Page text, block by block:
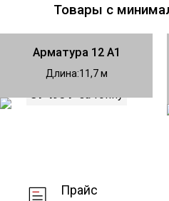
Товары с
Арматура 12 А1
Длина 11,7
Прайс